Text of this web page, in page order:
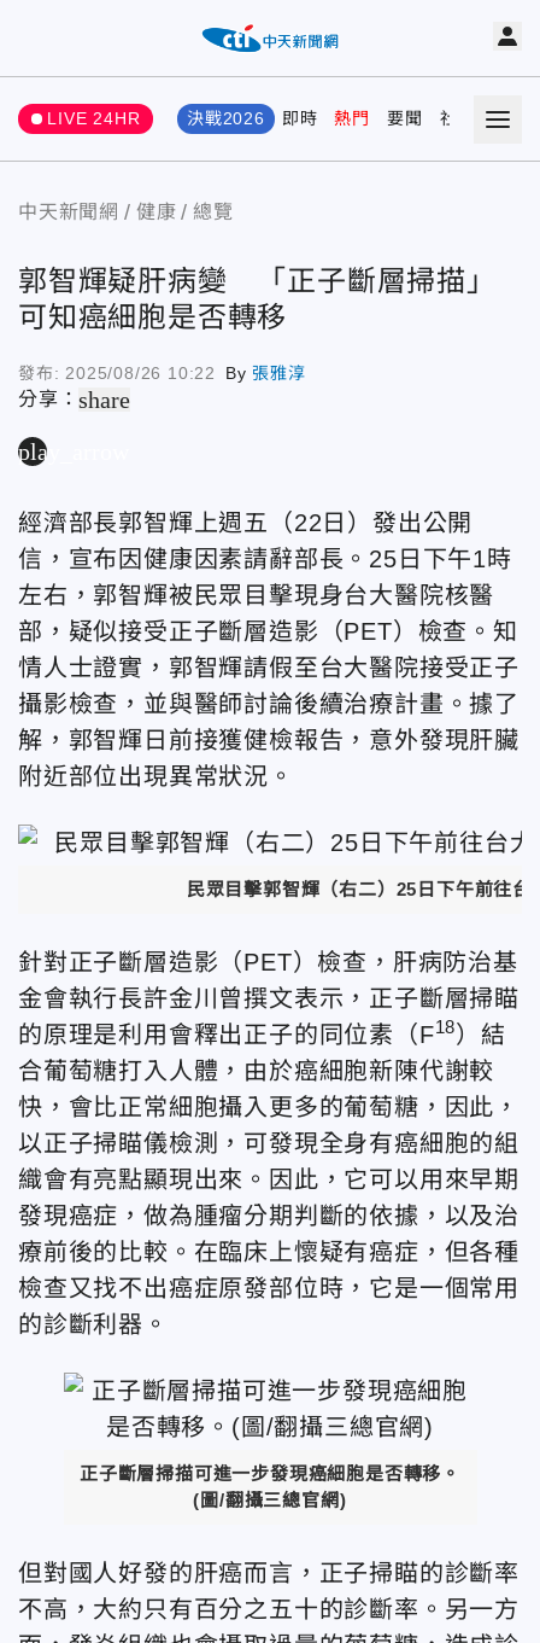
LIVE 24HR 決戰2026 即時 熱門 要聞 社會 娛樂
中天新聞網 健康 總覽
郭智輝疑肝病變 「正子斷層掃描」
可知癌細胞是否轉移
發布: 2025/08/26 10:22 By張雅淳
分享：share
play_arrow
經濟部長郭智輝上週五（22日）發出公開
信，宣布因健康因素請辭部長。25日下午1時
左右，郭智輝被民眾目擊現身台大醫院核醫
部，疑似接受正子斷層造影（PET）檢查。知
情人士證實，郭智輝請假至台大醫院接受正子
攝影檢查，並與醫師討論後續治療計畫。據了
解，郭智輝日前接獲健檢報告，意外發現肝臟
附近部位出現異常狀況。
民眾目擊郭智輝（右二）25日下午前往
針對正子斷層造影（PET）檢查，肝病防治基
金會執行長許金川曾撰文表示，正子斷層掃瞄
的原理是利用會釋出正子的同位素（F18）結
合葡萄糖打入人體，由於癌細胞新陳代謝較
快，會比正常細胞攝入更多的葡萄糖，因此，
以正子掃瞄儀檢測，可發現全身有癌細胞的組
織會有亮點顯現出來。因此，它可以用來早期
發現癌症，做為腫瘤分期判斷的依據，以及治
療前後的比較。在臨床上懷疑有癌症，但各種
檢查又找不出癌症原發部位時，它是一個常用
的診斷利器。
正子斷層掃描可進一步發現癌細胞是否轉移。
(圖/翻攝三總官網)
但對國人好發的肝癌而言，正子掃瞄的診斷率
不高，大約只有百分之五十的診斷率。另一方